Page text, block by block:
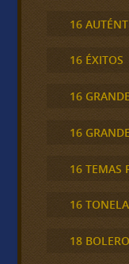
16
16 ÉXITOS
16
16
16 TEMAS
16
18